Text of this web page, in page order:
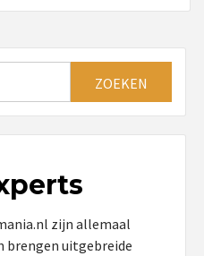
zijn allemaal
brengen uitgebreide